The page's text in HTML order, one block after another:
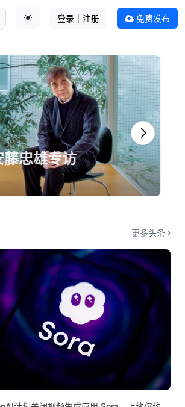
登录｜注册 免费发布
更多头条